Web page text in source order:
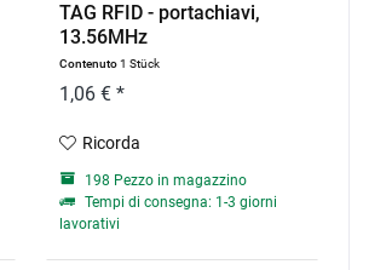
TAG RFID - portachiavi,
13.56MHz
Contenuto1 Stück
1,06 € *
Ricorda
198 Pezzo in magazzino
Tempi di consegna: 1-3 giorni
lavorativi